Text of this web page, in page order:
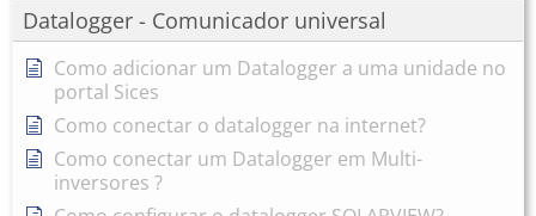
Datalogger - Comunicador universal
Como adicionar um Datalogger a uma unidade no
portal Sices
Como conectar o datalogger na internet?
Como conectar um Datalogger em Multi-
inversores ?